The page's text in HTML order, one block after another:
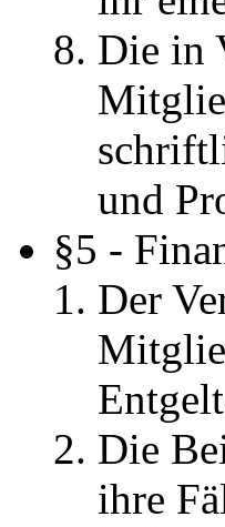
Die in
und
§5 -
Der
Die
ihre